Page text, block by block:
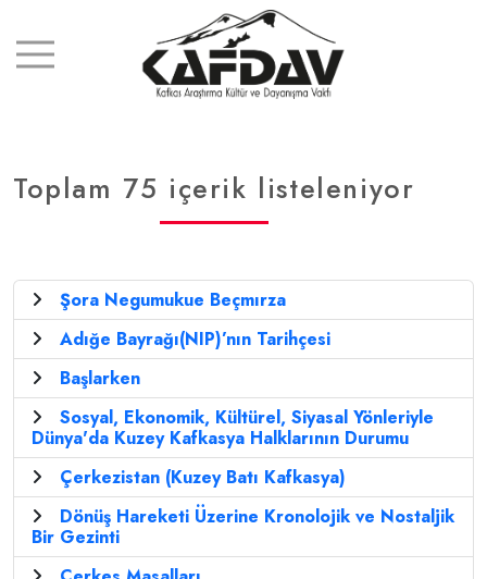
Toplam 75 içerik listeleniyor
Şora Negumukue Beçmırza
Adığe Bayrağı(NIP)’nın Tarihçesi
Başlarken
Sosyal, Ekonomik, Kültürel, Siyasal Yönleriyle
Dünya'da Kuzey Kafkasya Halklarının Durumu
Çerkezistan (Kuzey Batı Kafkasya)
Dönüş Hareketi Üzerine Kronolojik ve Nostaljik
Bir Gezinti